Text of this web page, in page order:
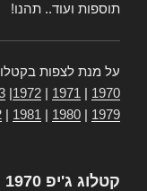
תוספות ועוד.. תהנו!
על מנת לצפות
1970
1971
1972
1979
1980
1981
קטלוג ג'יפ 1970